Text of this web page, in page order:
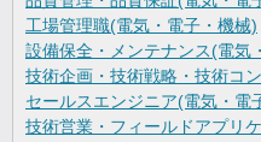
工場管理職(電気・電子・機械)
設備保全・メンテナンス(電気
技術企画・技術戦略・技術コ
セールスエンジニア(電気・電
技術営業・フィールドアプリ